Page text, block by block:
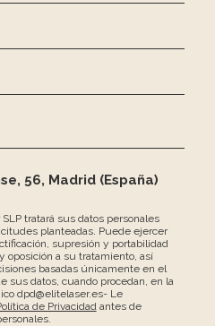
56, Madrid (España)
tratará sus datos personales
planteadas. Puede ejercer
supresión y portabilidad
oposición a su tratamiento, así
basadas únicamente en el
sus datos, cuando procedan, en la
dpd@elitelaser.es- Le
de Privacidadantes de